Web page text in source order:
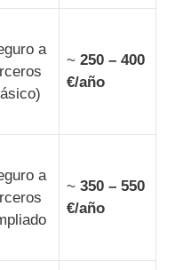
a
~ 250 – 400
€/año
a
~ 350 – 550
€/año